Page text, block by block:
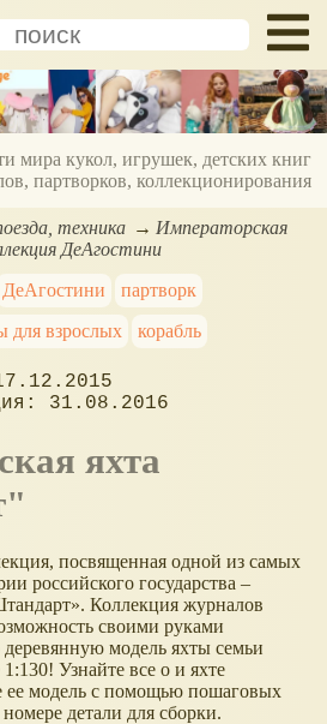
мира кукол, игрушек, детских книг
партворков, коллекционирования
техника
Императорская
ДеАгостини
ДеАгостини
партворк
для взрослых корабль
31.08.2016
посвященная одной из самых
российского государства –
Коллекция журналов
своими руками
модель яхты семьи
Узнайте все о и яхте
ее модель с помощью пошаговых
детали для сборки.